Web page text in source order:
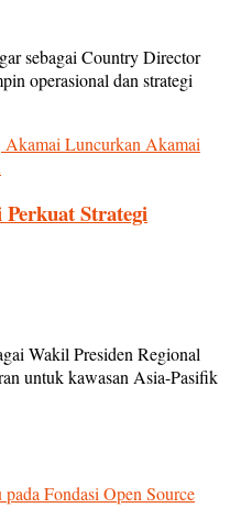
sebagai Country Director
operasional dan strategi
Strategi
Wakil Presiden Regional
untuk kawasan Asia-Pasifik